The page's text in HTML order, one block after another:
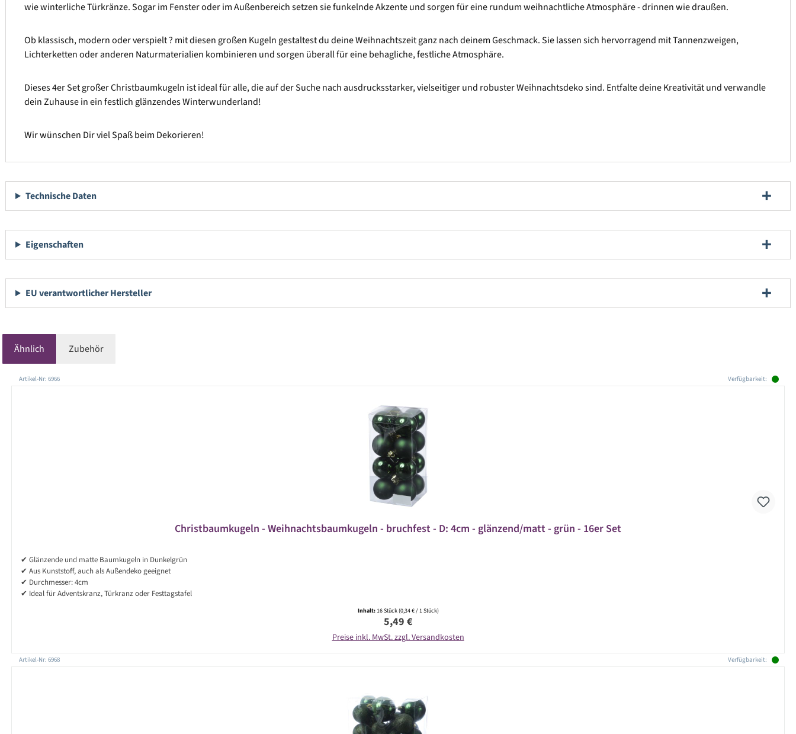
wie winterliche Türkränze. Sogar im Fenster oder im Außenbereich setzen sie funkelnde Akzente und sorgen für eine rundum weihnachtliche Atmosphäre - drinnen wie draußen.
Ob klassisch, modern oder verspielt ? mit diesen großen Kugeln gestaltest du deine Weihnachtszeit ganz nach deinem Geschmack. Sie lassen sich hervorragend mit Tannenzweigen,
Lichterketten oder anderen Naturmaterialien kombinieren und sorgen überall für eine behagliche, festliche Atmosphäre.
Dieses 4er Set großer Christbaumkugeln ist ideal für alle, die auf der Suche nach ausdrucksstarker, vielseitiger und robuster Weihnachtsdeko sind. Entfalte deine Kreativität und verwandle
dein Zuhause in ein festlich glänzendes Winterwunderland!
Wir wünschen Dir viel Spaß beim Dekorieren!
Technische Daten
Eigenschaften
EU verantwortlicher Hersteller
Ähnlich Zubehör
Produktgalerie überspringen
Artikel-Nr: 6966 Verfügbarkeit:
Christbaumkugeln - Weihnachtsbaumkugeln - bruchfest - D: 4cm - glänzend/matt - grün - 16er Set
✔ Glänzende und matte Baumkugeln in Dunkelgrün
✔ Aus Kunststoff, auch als Außendeko geeignet
✔ Durchmesser: 4cm
✔ Ideal für Adventskranz, Türkranz oder Festtagstafel
Inhalt:16 Stück(0,34 € / 1 Stück)
Regulärer Preis:
5,49 €
Preise inkl. MwSt. zzgl. Versandkosten
Artikel-Nr: 6968 Verfügbarkeit: